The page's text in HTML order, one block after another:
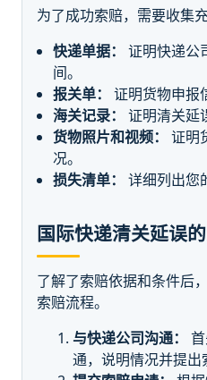
为了成功索赔，需要收集
快递单据：
证明快递公
间。
报关单：
证明货物申报
海关记录：
证明清关延
货物照片和视频：
证明
况。
损失清单：
详细列出您
国际快递清关延误
了解了索赔依据和条件后
索赔流程。
与快递公司沟通：
通，说明情况并提出